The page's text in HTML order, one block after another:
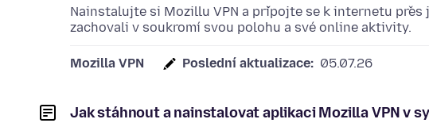
Nainstalujte si Mozillu VPN a připojte se k internetu přes
zachovali v soukromí svou polohu a své online aktivity.
Mozilla VPN Poslední aktualizace: 05.07.26
Jak stáhnout a nainstalovat aplikaci Mozilla VPN v